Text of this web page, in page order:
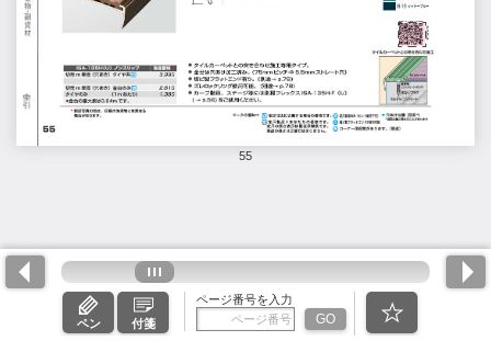
55
ペン 付箋
ページ番号を入力
GO